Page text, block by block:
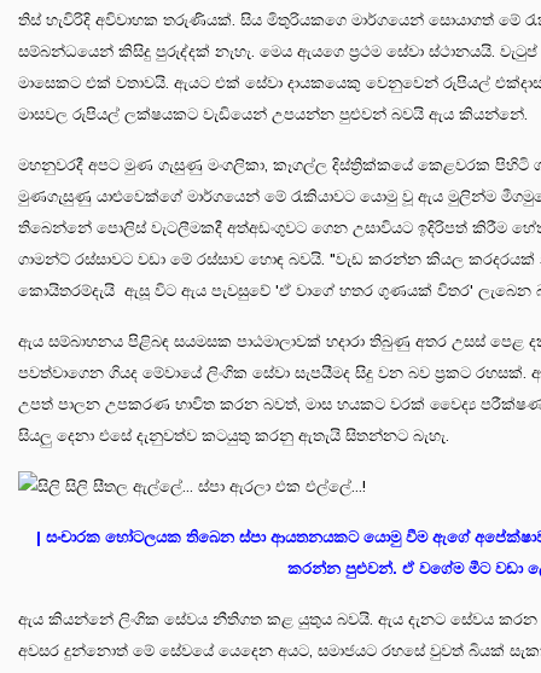
තිස් හැවිරිදි අවිවාහක තරුණියක්. සිය මිතුරියකගෙ මාර්ගයෙන් සොයාගත් මේ
සම්බන්ධයෙන් කිසිදු පුරුද්දක් නැහැ. මෙය ඇයගෙ ප්‍රථම සේවා ස්ථානයයි.
මාසෙකට එක් වතාවයි. ඇයට එක් සේවා දායකයෙකු වෙනුවෙන් රුපියල්
මාසවල රුපියල් ලක්ෂයකට වැඩියෙන් උපයන්න පුළුවන් බවයි ඇය කියන්නේ.
මහනුවරදී අපට මුණ ගැසුණු මංගලිකා, කෑගල්ල දිස්ත්‍රික්කයේ කෙළවරක
මුණගැසුණු යාළුවෙක්ගේ මාර්ගයෙන් මේ රැකියාවට යොමු වූ ඇය මුලින්ම
තිබෙන්නේ පොලිස් වැටලීමකදී අත්අඩංගුවට ගෙන උසාවියට ඉදිරිපත් කිරීම
ගාමන්ට් රස්සාවට වඩා මේ රස්සාව හොඳ බවයි. "වැඩ කරන්න කියල
කොයිතරම්දැයි ඇසූ විට ඇය පැවසුවේ 'ඒ වාගේ හතර ගුණයක් විතර' ලැබෙන
ඇය සම්බාහනය පිළිබඳ සයමසක පාඨමාලාවක් හදාරා තිබුණු අතර උසස් පෙළ
පවත්වාගෙන ගියද මේවායේ ලිංගික සේවා සැපයීමද සිදු වන බව ප්‍රකට
උපත් පාලන උපකරණ භාවිත කරන බවත්, මාස හයකට වරක් වෛද්‍ය
සියලු දෙනා එසේ දැනුවත්ව කටයුතු කරනු ඇතැයි සිතන්නට බැහැ.
| සංචාරක හෝටලයක තිබෙන ස්පා ආයතනයකට යොමු වීම ඇගේ
කරන්න පුළුවන්. ඒ වගේම මීට වඩා
ඇය කියන්නේ ලිංගික සේවය නීතිගත කළ යුතුය බවයි. ඇය දැනට සේවය
අවසර දුන්නොත් මේ සේවයේ යෙදෙන අයට, සමාජයට රහසේ වුවත් බියක්